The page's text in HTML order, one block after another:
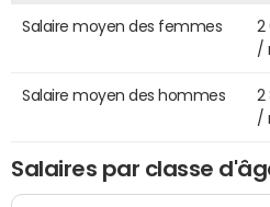
Salaire moyen des femmes
2
/
Salaire moyen des hommes
2
/
Salaires par classe